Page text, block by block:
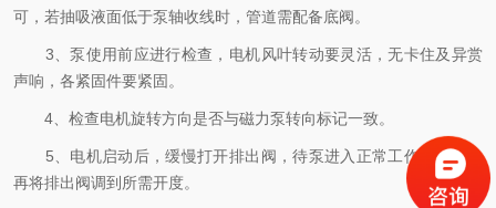
可，若抽吸液面低于泵轴收线时，管道需配备底阀。
3、泵使用前应进行检查，电机风叶转动要灵活，无卡住及异赏
声响，各紧固件要紧固。
4、检查电机旋转方向是否与磁力泵转向标记一致。
5、电机启动后，缓慢打开排出阀，待泵进入正常工作状态后，
再将排出阀调到所需开度。